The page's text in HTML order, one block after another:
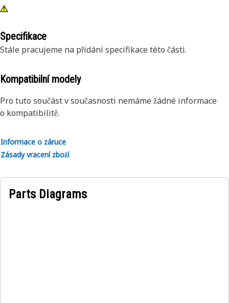
Specifikace
Stále pracujeme na přidání specifikace této části.
Kompatibilní modely
Pro tuto součást v současnosti nemáme žádné informace
o kompatibilitě.
Informace o záruce
Zásady vracení zboží
Parts Diagrams